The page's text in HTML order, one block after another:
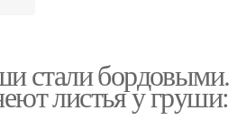
стали бордовыми.
листья у груши: